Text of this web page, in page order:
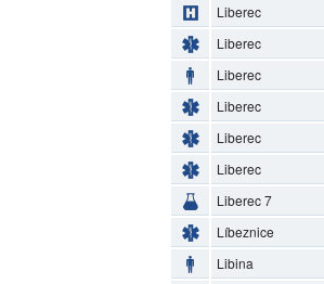
Liberec
Liberec
Liberec
Liberec
Liberec
Liberec
Liberec 7
Líbeznice
Libina